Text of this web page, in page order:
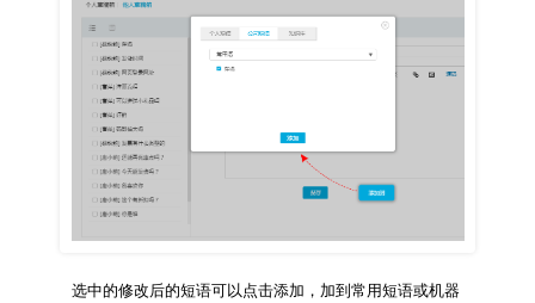
选中的修改后的短语可以点击添加，加到常用短语或机器